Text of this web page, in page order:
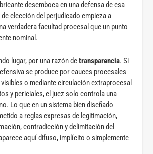
desemboca en una defensa de esa
elección del perjudicado empieza a
verdadera facultad procesal que un punto
nominal.
lugar, por una razón detransparencia. Si
se produce por cauces procesales
o mediante circulación extraprocesal
y periciales, el juez solo controla una
Lo que en un sistema bien diseñado
a reglas expresas de legitimación,
contradicción y delimitación del
aquí difuso, implícito o simplemente